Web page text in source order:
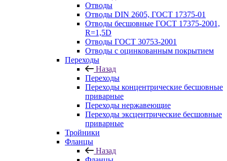
Отводы
Отводы DIN 2605, ГОСТ 17375-01
Отводы бесшовные ГОСТ 17375-2001,
R=1,5D
Отводы ГОСТ 30753-2001
Отводы с оцинкованным покрытием
Переходы
Назад
Переходы
Переходы концентрические бесшовные
приварные
Переходы нержавеющие
Переходы эксцентрические бесшовные
приварные
Тройники
Фланцы
Назад